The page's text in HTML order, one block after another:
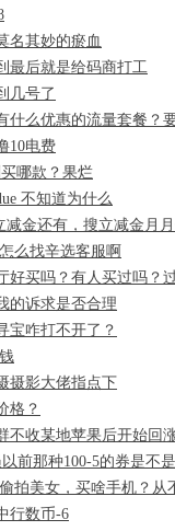
名其妙的瘀血
最后就是给码商打工
几号了
什么优惠的流量套餐？
10电费
哪款？果烂
不知道为什么
减金还有，搜立减金月
么找辛选客服啊
好买吗？有人买过吗？
的诉求是否合理
宝咋打不开了？
摄影大佬指点下
格？
不收某地苹果后开始回涨
前那种100-5的券是不
拍美女，买啥手机？从
行数币-6